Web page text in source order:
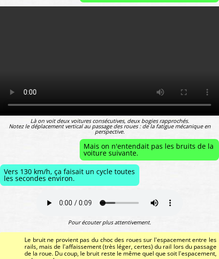
Là on voit deux voitures consécutives, deux bogies rapprochés.
Notez le déplacement vertical au passage des roues : de la fatigue mécanique en
perspective.
Mais on n'entendait pas les bruits de la
voiture suivante.
Vers 130 km/h, ça faisait un cycle toutes
les secondes environ.
Pour écouter plus attentivement.
Le bruit ne provient pas du choc des roues sur l'espacement entre les
rails, mais de l'affaissement (très léger, certes) du rail lors du passage
de la roue. Du coup, le bruit reste le même quel que soit l'espacement,